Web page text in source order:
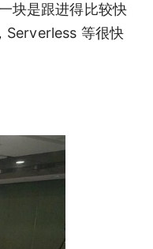
块是跟进得比较快
Serverless 等很快